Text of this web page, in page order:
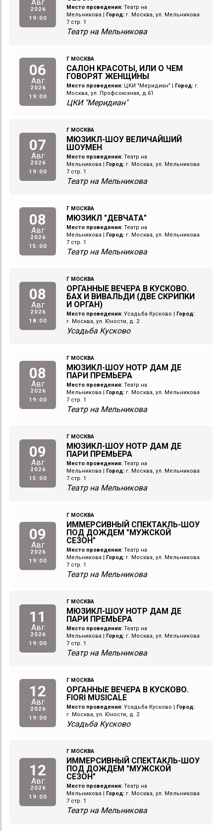
Авг
2026
19:00
Место проведения: Театр на
Мельникова | Город: г. Москва, ул. Мельникова
7 стр. 1
Театр на Мельникова
06
Авг
2026
19:00
Г МОСКВА
САЛОН КРАСОТЫ, ИЛИ О ЧЕМ
ГОВОРЯТ ЖЕНЩИНЫ
Место проведения: ЦКИ "Меридиан" | Город: г.
Москва, ул. Профсоюзная, д.61
ЦКИ "Меридиан"
07
Авг
2026
19:00
Г МОСКВА
МЮЗИКЛ-ШОУ ВЕЛИЧАЙШИЙ
ШОУМЕН
Место проведения: Театр на
Мельникова | Город: г. Москва, ул. Мельникова
7 стр. 1
Театр на Мельникова
08
Авг
2026
15:00
Г МОСКВА
МЮЗИКЛ "ДЕВЧАТА"
Место проведения: Театр на
Мельникова | Город: г. Москва, ул. Мельникова
7 стр. 1
Театр на Мельникова
08
Авг
2026
18:00
Г МОСКВА
ОРГАННЫЕ ВЕЧЕРА В КУСКОВО.
БАХ И ВИВАЛЬДИ (ДВЕ СКРИПКИ
И ОРГАН)
Место проведения: Усадьба Кусково | Город:
г. Москва, ул. Юности, д. 2
Усадьба Кусково
08
Авг
2026
19:00
Г МОСКВА
МЮЗИКЛ-ШОУ НОТР ДАМ ДЕ
ПАРИ ПРЕМЬЕРА
Место проведения: Театр на
Мельникова | Город: г. Москва, ул. Мельникова
7 стр. 1
Театр на Мельникова
09
Авг
2026
15:00
Г МОСКВА
МЮЗИКЛ-ШОУ НОТР ДАМ ДЕ
ПАРИ ПРЕМЬЕРА
Место проведения: Театр на
Мельникова | Город: г. Москва, ул. Мельникова
7 стр. 1
Театр на Мельникова
09
Авг
2026
19:00
Г МОСКВА
ИММЕРСИВНЫЙ СПЕКТАКЛЬ-ШОУ
ПОД ДОЖДЕМ "МУЖСКОЙ
СЕЗОН"
Место проведения: Театр на
Мельникова | Город: г. Москва, ул. Мельникова
7 стр. 1
Театр на Мельникова
11
Авг
2026
19:00
Г МОСКВА
МЮЗИКЛ-ШОУ НОТР ДАМ ДЕ
ПАРИ ПРЕМЬЕРА
Место проведения: Театр на
Мельникова | Город: г. Москва, ул. Мельникова
7 стр. 1
Театр на Мельникова
12
Авг
2026
19:00
Г МОСКВА
ОРГАННЫЕ ВЕЧЕРА В КУСКОВО.
FIORI MUSICALE
Место проведения: Усадьба Кусково | Город:
г. Москва, ул. Юности, д. 2
Усадьба Кусково
12
Авг
2026
19:00
Г МОСКВА
ИММЕРСИВНЫЙ СПЕКТАКЛЬ-ШОУ
ПОД ДОЖДЕМ "МУЖСКОЙ
СЕЗОН"
Место проведения: Театр на
Мельникова | Город: г. Москва, ул. Мельникова
7 стр. 1
Театр на Мельникова